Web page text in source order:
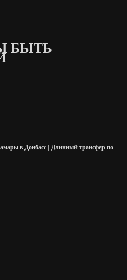
БЫТЬ
в Донбасс | Длинный трансфер по